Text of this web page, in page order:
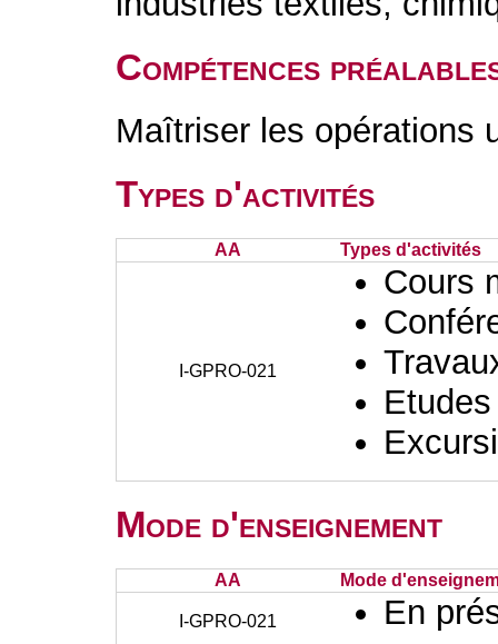
Compétences
Maîtriser les opérations
Types d'activités
AA Types d'activités
I-GPRO-021
Cours
Mode d'enseignement
AA Mode
I-GPRO-021 En